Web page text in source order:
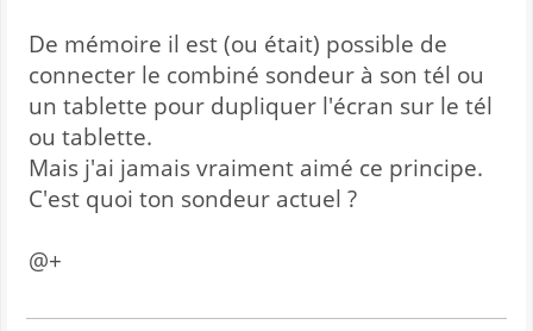
De mémoire il est (ou était) possible de
connecter le combiné sondeur à son tél ou
un tablette pour dupliquer l'écran sur le tél
ou tablette.
Mais j'ai jamais vraiment aimé ce principe.
C'est quoi ton sondeur actuel ?
@+